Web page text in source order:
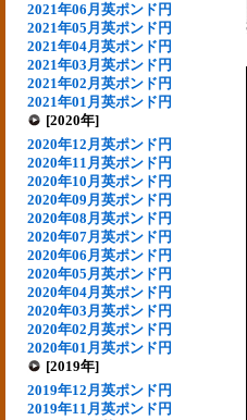
2021年06月英ポンド円
2021年05月英ポンド円
2021年04月英ポンド円
2021年03月英ポンド円
2021年02月英ポンド円
2021年01月英ポンド円
[2020年]
2020年12月英ポンド円
2020年11月英ポンド円
2020年10月英ポンド円
2020年09月英ポンド円
2020年08月英ポンド円
2020年07月英ポンド円
2020年06月英ポンド円
2020年05月英ポンド円
2020年04月英ポンド円
2020年03月英ポンド円
2020年02月英ポンド円
2020年01月英ポンド円
[2019年]
2019年12月英ポンド円
2019年11月英ポンド円